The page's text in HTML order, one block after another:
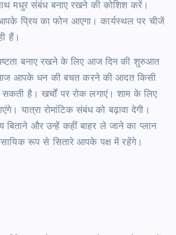
मधुर संबंध बनाए रखने की कोशिश करें।
प्रिय का फोन आएगा। कार्यस्थल पर चीजें
हैं।
बनाए रखने के लिए आज दिन की शुरुआत
आपके धन की बचत करने की आदत किसी
सकती है। खर्चों पर रोक लगाएं। शाम के लिए
यात्रा रोमांटिक संबंध को बढ़ावा देगी।
और उन्हें कहीं बाहर ले जाने का प्लान
रूप से सितारे आपके पक्ष में रहेंगे।